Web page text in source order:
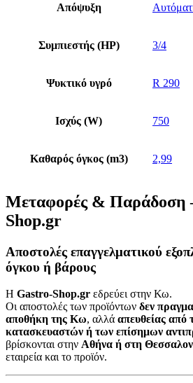
Απόψυξη
Συμπιεστής (HP) 3/4
Ψυκτικό υγρό R 290
Ισχύς (W) 750
Καθαρός όγκος (m3) 2,99
Μεταφορές & Παράδοση
Shop.gr
Αποστολές επαγγελματικού
όγκου ή βάρους
Η Gastro-Shop.gr εδρεύει στην Κω.
Οι αποστολές των προϊόντων δεν
αποθήκη της Κω, αλλά απευθείας από
κατασκευαστών ή των επίσημων
βρίσκονται στην Αθήνα ή στη
εταιρεία και το προϊόν.